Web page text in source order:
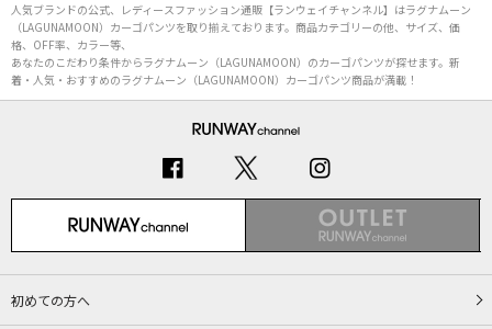
人気ブランドの公式、レディースファッション通販【ランウェイチャンネル】はラグナムーン
（LAGUNAMOON）カーゴパンツを取り揃えております。商品カテゴリーの他、サイズ、価
格、OFF率、カラー等、
あなたのこだわり条件からラグナムーン（LAGUNAMOON）のカーゴパンツが探せます。新
着・人気・おすすめのラグナムーン（LAGUNAMOON）カーゴパンツ商品が満載！
初めての方へ